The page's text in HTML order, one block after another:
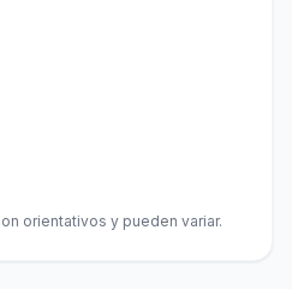
orientativos y pueden variar.